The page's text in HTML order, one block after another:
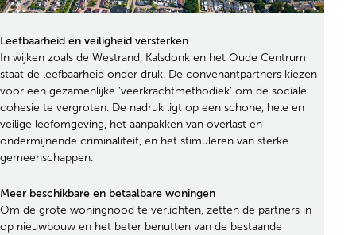
Leefbaarheid en veiligheid versterken
In wijken zoals de Westrand, Kalsdonk en het Oude Centrum
staat de leefbaarheid onder druk. De convenantpartners kiezen
voor een gezamenlijke ‘veerkrachtmethodiek’ om de sociale
cohesie te vergroten. De nadruk ligt op een schone, hele en
veilige leefomgeving, het aanpakken van overlast en
ondermijnende criminaliteit, en het stimuleren van sterke
gemeenschappen.
Meer beschikbare en betaalbare woningen
Om de grote woningnood te verlichten, zetten de partners in
op nieuwbouw en het beter benutten van de bestaande